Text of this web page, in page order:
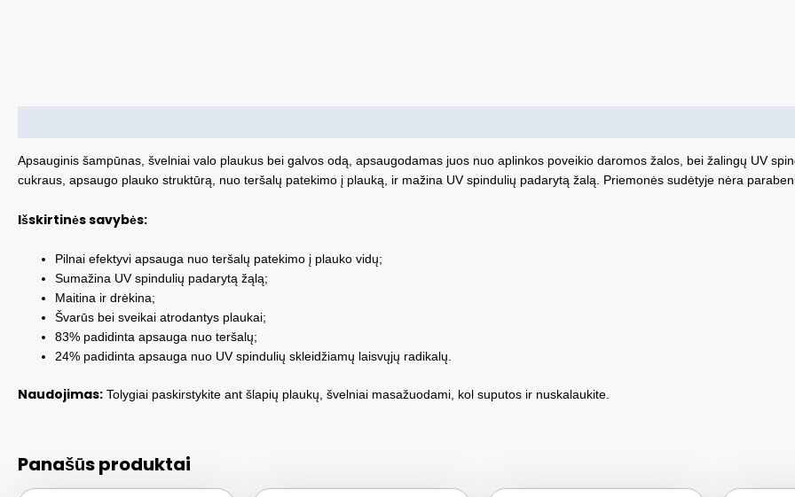
Apsauginis šampūnas, švelniai valo plaukus bei galvos odą, apsaugodamas juos nuo aplinkos poveikio daromos žalos, bei žalingų UV
cukraus, apsaugo plauko struktūrą, nuo teršalų patekimo į plauką, ir mažina UV spindulių padarytą žalą. Priemonės sudėtyje nėra
Išskirtinės savybės:
Pilnai efektyvi apsauga nuo teršalų patekimo į plauko vidų;
Sumažina UV spindulių padarytą žąlą;
Maitina ir drėkina;
Švarūs bei sveikai atrodantys plaukai;
83% padidinta apsauga nuo teršalų;
24% padidinta apsauga nuo UV spindulių skleidžiamų laisvųjų radikalų.
Naudojimas: Tolygiai paskirstykite ant šlapių plaukų, švelniai masažuodami, kol suputos ir nuskalaukite.
Panašūs produktai